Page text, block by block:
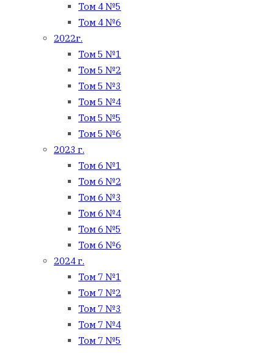
Том 4 №5
Том 4 №6
2022г.
Том 5 №1
Том 5 №2
Том 5 №3
Том 5 №4
Том 5 №5
Том 5 №6
2023 г.
Том 6 №1
Том 6 №2
Том 6 №3
Том 6 №4
Том 6 №5
Том 6 №6
2024 г.
Том 7 №1
Том 7 №2
Том 7 №3
Том 7 №4
Том 7 №5